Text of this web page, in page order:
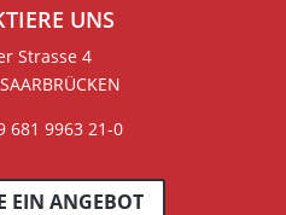
UNS
Strasse 4
681 9963 21-0
EIN ANGEBOT